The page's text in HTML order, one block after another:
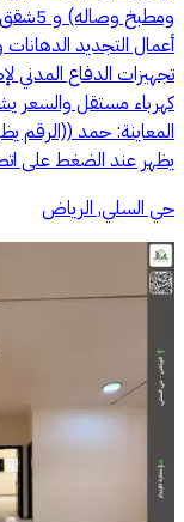
أعمال التجديد الدهانات
تجهيزات الدفاع
كهرباء مستقل والسعر
المعاينة: حمد ((الرقم
يظهر عند الضغط على
حي السلي, الرياض